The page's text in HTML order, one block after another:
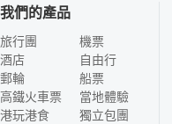
我們的產品
旅行團
酒店
郵輪
高鐵火車票
港玩港食
機票
自由行
船票
當地體驗
獨立包團